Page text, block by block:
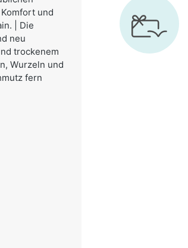
und
| Die
neu
trockenem
Wurzeln und
fern